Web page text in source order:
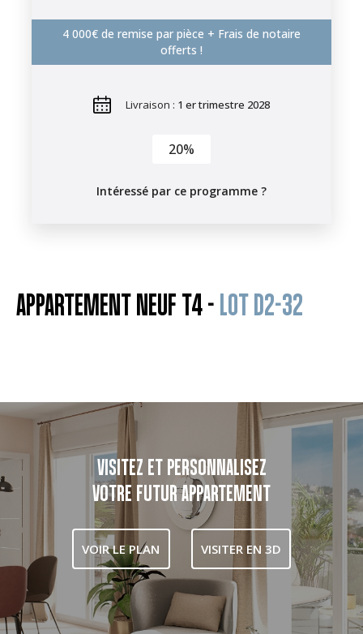
4 000€ de remise par pièce + Frais de notaire
offerts !
Livraison : 1 er trimestre 2028
20%
Intéressé par ce programme ?
APPARTEMENT NEUF T4 - LOT D2-32
VISITEZ ET PERSONNALISEZ
VOTRE FUTUR APPARTEMENT
VOIR LE PLAN VISITER EN 3D